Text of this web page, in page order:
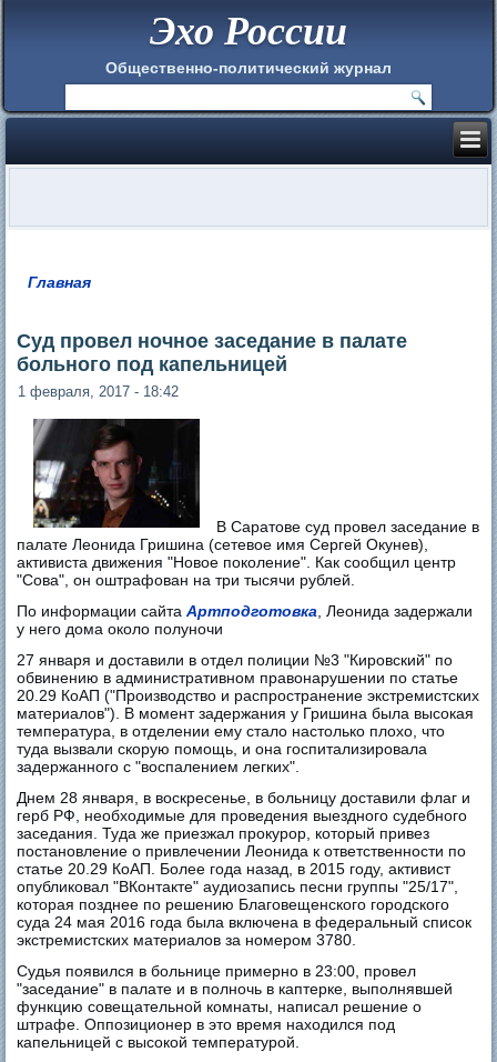
Эхо России
Общественно-политический журнал
Главная
Суд провел ночное заседание в палате
больного под капельницей
1 февраля, 2017 - 18:42
В Саратове суд провел заседание в
палате Леонида Гришина (сетевое имя Сергей Окунев),
активиста движения "Новое поколение". Как сообщил центр
"Сова", он оштрафован на три тысячи рублей.
По информации сайтаАртподготовка , Леонида задержали
у него дома около полуночи
27 января и доставили в отдел полиции №3 "Кировский" по
обвинению в административном правонарушении по статье
20.29 КоАП ("Производство и распространение экстремистских
материалов"). В момент задержания у Гришина была высокая
температура, в отделении ему стало настолько плохо, что
туда вызвали скорую помощь, и она госпитализировала
задержанного с "воспалением легких".
Днем 28 января, в воскресенье, в больницу доставили флаг и
герб РФ, необходимые для проведения выездного судебного
заседания. Туда же приезжал прокурор, который привез
постановление о привлечении Леонида к ответственности по
статье 20.29 КоАП. Более года назад, в 2015 году, активист
опубликовал "ВКонтакте" аудиозапись песни группы "25/17",
которая позднее по решению Благовещенского городского
суда 24 мая 2016 года была включена в федеральный список
экстремистских материалов за номером 3780.
Судья появился в больнице примерно в 23:00, провел
"заседание" в палате и в полночь в каптерке, выполнявшей
функцию совещательной комнаты, написал решение о
штрафе. Оппозиционер в это время находился под
капельницей с высокой температурой.